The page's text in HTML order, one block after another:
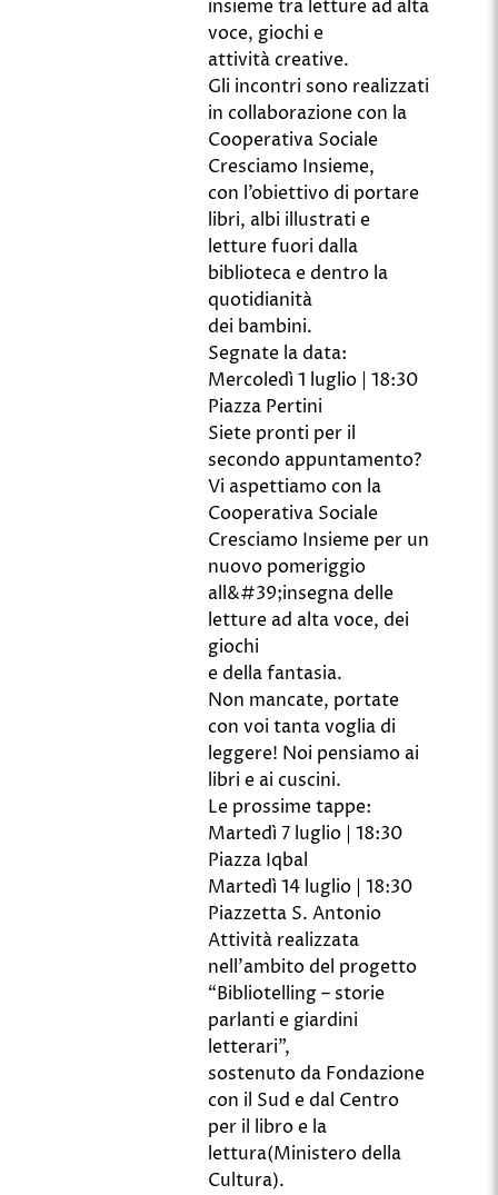
insieme tra letture ad alta
voce, giochi e
attività creative.
Gli incontri sono realizzati
in collaborazione con la
Cooperativa Sociale
Cresciamo Insieme,
con l’obiettivo di portare
libri, albi illustrati e
letture fuori dalla
biblioteca e dentro la
quotidianità
dei bambini.
Segnate la data:
Mercoledì 1 luglio | 18:30
Piazza Pertini
Siete pronti per il
secondo appuntamento?
Vi aspettiamo con la
Cooperativa Sociale
Cresciamo Insieme per un
nuovo pomeriggio
all&#39;insegna delle
letture ad alta voce, dei
giochi
e della fantasia.
Non mancate, portate
con voi tanta voglia di
leggere! Noi pensiamo ai
libri e ai cuscini.
Le prossime tappe:
Martedì 7 luglio | 18:30
Piazza Iqbal
Martedì 14 luglio | 18:30
Piazzetta S. Antonio
Attività realizzata
nell’ambito del progetto
“Bibliotelling – storie
parlanti e giardini
letterari”,
sostenuto da Fondazione
con il Sud e dal Centro
per il libro e la
lettura(Ministero della
Cultura).